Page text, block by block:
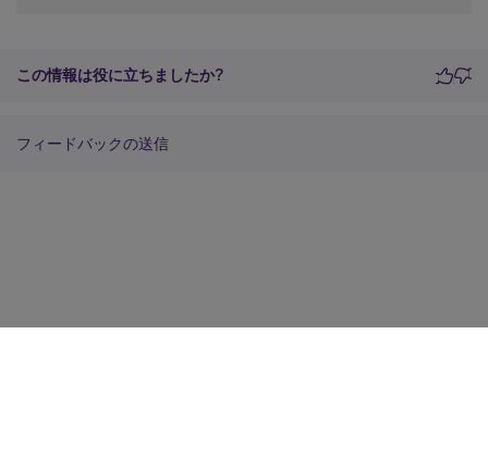
この情報は役に立ちましたか?
フィードバックの送信